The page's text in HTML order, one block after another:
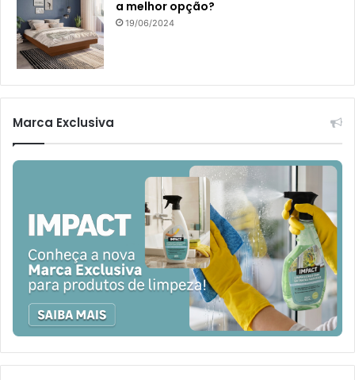
a melhor opção?
19/06/2024
Marca Exclusiva